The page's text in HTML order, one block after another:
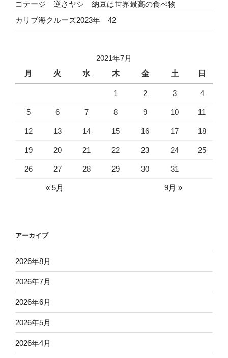
コテージ 逆さヤシ 納豆は世界最高の食べ物
カリブ海クルーズ2023年 42
2021年7月
月
火 水 木 金 土 日
1 2 3 4
5 6 7 8 9 10 11
12 13 14 15 16 17 18
19 20 21 22 23 24 25
26 27 28 29 30 31
« 5月 9月 »
アーカイブ
2026年8月
2026年7月
2026年6月
2026年5月
2026年4月